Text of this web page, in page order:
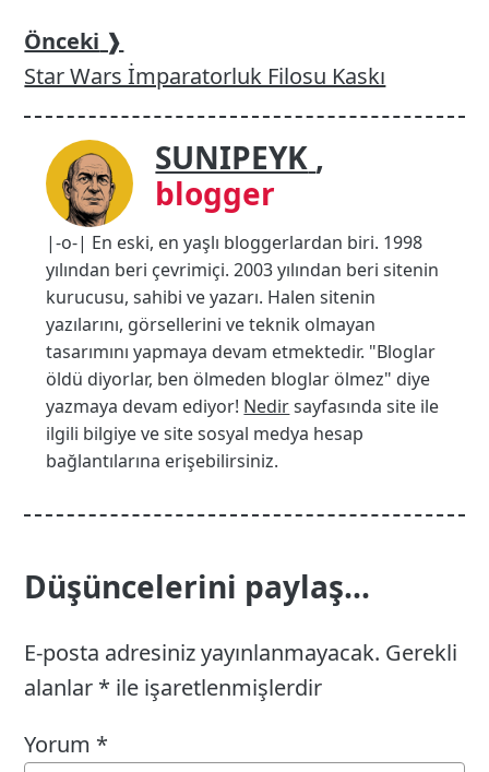
Önceki ❱
Star Wars İmparatorluk Filosu Kaskı
SUNIPEYK ,
blogger
|-o-| En eski, en yaşlı bloggerlardan biri. 1998
yılından beri çevrimiçi. 2003 yılından beri sitenin
kurucusu, sahibi ve yazarı. Halen sitenin
yazılarını, görsellerini ve teknik olmayan
tasarımını yapmaya devam etmektedir. "Bloglar
öldü diyorlar, ben ölmeden bloglar ölmez" diye
yazmaya devam ediyor! Nedirsayfasında site ile
ilgili bilgiye ve site sosyal medya hesap
bağlantılarına erişebilirsiniz.
Düşüncelerini paylaş...
E-posta adresiniz yayınlanmayacak. Gerekli
alanlar * ile işaretlenmişlerdir
Yorum *